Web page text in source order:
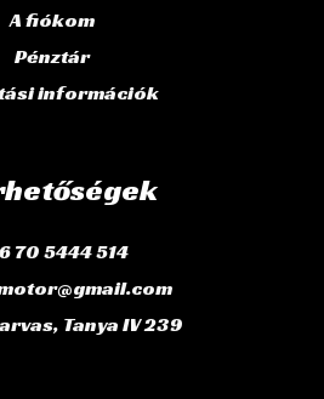
A fiókom
Pénztár
információk
70 5444 514
Tanya IV 239